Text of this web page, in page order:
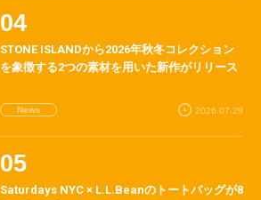
STONE ISLANDから2026年秋冬コレクション
を象徴する2つの素材を用いた新作がリリース
News 2026.07.29
Saturdays NYC × L.L.Beanのトートバッグが8